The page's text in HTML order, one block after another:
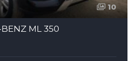
10
BENZ ML 350